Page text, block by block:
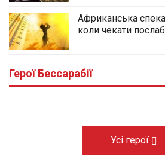
Африканська
коли чекати
Герої Бессарабії
У центральному сквері
облаштовують Алею Слави
Героїв громади
03.08.2026
Усі герої